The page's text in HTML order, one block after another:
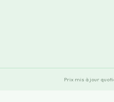
Prix mis à jour